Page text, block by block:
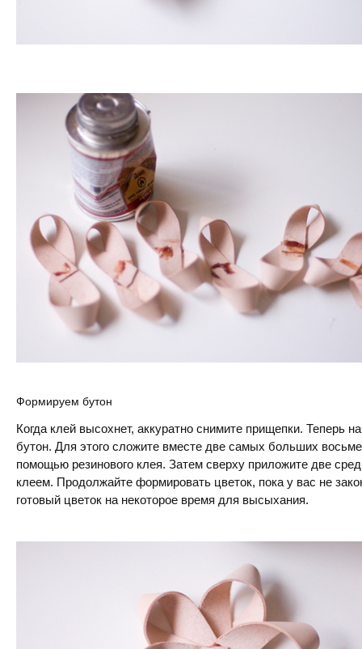
Формируем бутон
Когда клей высохнет, аккуратно снимите прищепки. Теперь
бутон. Для этого сложите вместе две самых больших
помощью резинового клея. Затем сверху приложите две
клеем. Продолжайте формировать цветок, пока у вас не
готовый цветок на некоторое время для высыхания.